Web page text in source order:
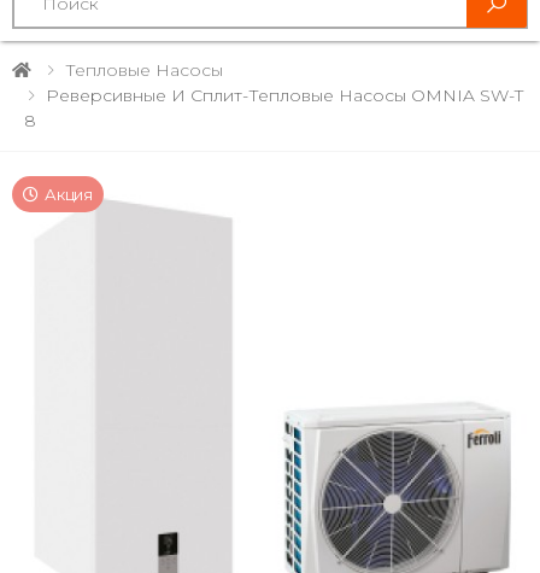
Тепловые Насосы
Реверсивные И Сплит-Тепловые Насосы OMNIA SW-T
8
Акция